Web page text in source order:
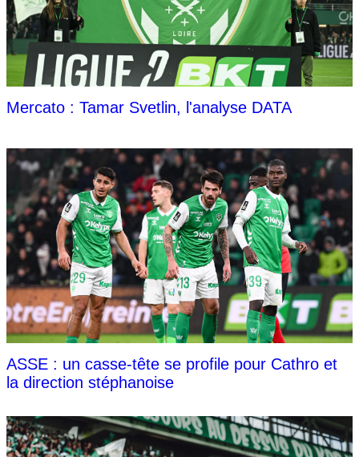
Mercato : Tamar Svetlin, l'analyse DATA
ASSE : un casse-tête se profile pour Cathro et
la direction stéphanoise